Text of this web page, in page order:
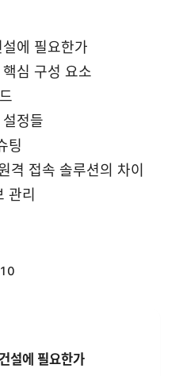
에 필요한가
심 구성 요소
정들
팅
격 접속 솔루션의 차이
관리
설에 필요한가